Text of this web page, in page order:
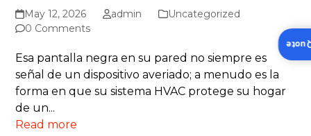
May 12, 2026 admin
Uncategorized
0 Comments
Esa pantalla negra en su pared no siempre es
señal de un dispositivo averiado; a menudo es la
forma en que su sistema HVAC protege su hogar
de un...
Read more